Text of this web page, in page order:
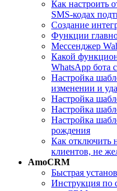
Как настроить
SMS-кодах
Создание
Функции
Мессенджер
Какой
WhatsApp бота
Настройка
изменении и
Настройка
Настройка
Настройка
рождения
Как отключить
клиентов, не
AmoCRM
Быстрая
Инструкция по